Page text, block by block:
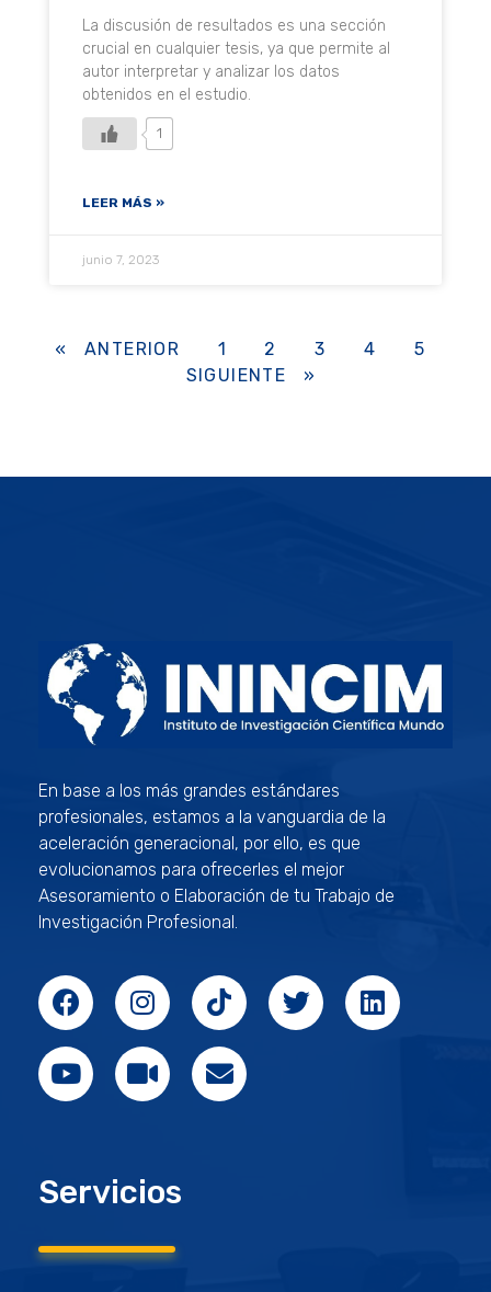
La discusión de resultados es una sección
crucial en cualquier tesis, ya que permite al
autor interpretar y analizar los datos
obtenidos en el estudio.
1
LEER MÁS »
junio 7, 2023
« ANTERIOR 1 2 3 4
5
SIGUIENTE »
En base a los más grandes estándares
profesionales, estamos a la vanguardia de la
aceleración generacional, por ello, es que
evolucionamos para ofrecerles el mejor
Asesoramiento o Elaboración de tu Trabajo de
Investigación Profesional.
Servicios